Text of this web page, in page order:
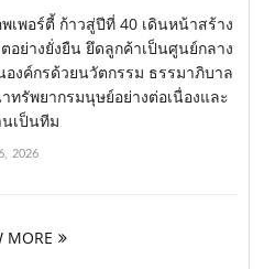
เพอร์ตี้ ก้าวสู่ปีที่ 40 เดินหน้าสร้าง
อย่างยั่งยืน ยึดลูกค้าเป็นศูนย์กลาง
องค์กรด้วยนวัตกรรม ธรรมาภิบาล
ทรัพยากรมนุษย์อย่างต่อเนื่องและ
นเป็นทีม
2026
MORE